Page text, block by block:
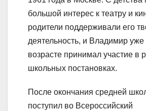
большой интерес к театру и
родители поддерживали его
деятельность, и Владимир
возрасте принимал участие в
школьных постановках.
После окончания средней
поступил во Всероссийский